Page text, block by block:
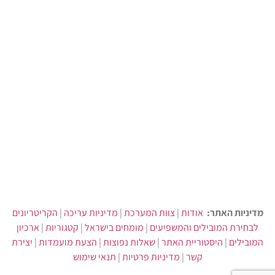
מדיניות האתר: אודות|צוות המערכת| מדיניות עריכה | הקריטריונים
לבחירת המובילים והמשפיעים | מומחים בישראל| קטגוריות| ארכיון
המובילים | היסטוריית האתר|שאלות נפוצות| הצעת מועמדות| יצירת
קשר| מדיניות פרטיות| תנאי שימוש